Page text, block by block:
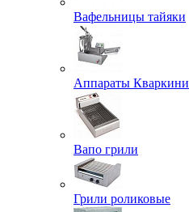
Вафельницы тайяки
Аппараты Кваркини
Вапо грили
Грили роликовые